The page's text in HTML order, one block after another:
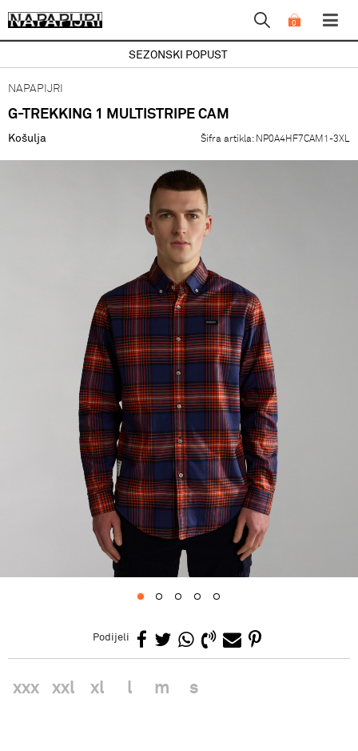
0
SEZONSKI POPUST
NAPAPIJRI
G-TREKKING 1 MULTISTRIPE CAM
Košulja Šifra artikla: NP0A4HF7CAM1-3XL
Podijeli
xxx xxl xl l m s